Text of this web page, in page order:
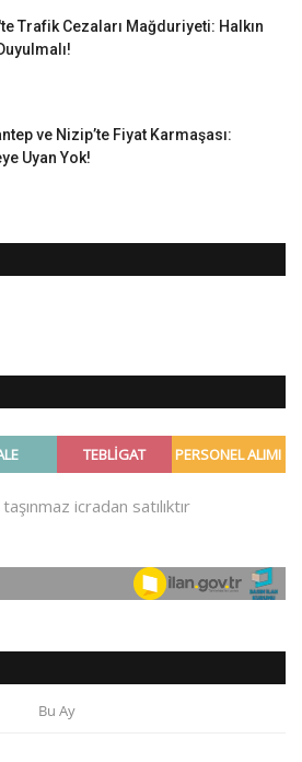
Trafik Cezaları Mağduriyeti: Halkın
ve Nizip’te Fiyat Karmaşası:
Uyan Yok!
Bu Ay